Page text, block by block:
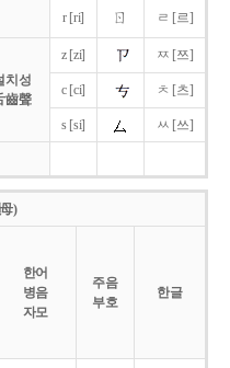
r [ri] ㄖ ㄹ [르]
치성
齒聲
z [zi] ㅉ [쯔]
c [ci] ㅊ [츠]
s [si] ㅆ [쓰]
)
한어
병음
자모
주음
부호
한글